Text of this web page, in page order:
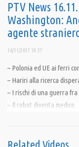
PTV News
Washington:
agente
16/11/2017 18:57
– Polonia ed UE ai ferri
– Hariri alla ricerca
– I rischi di una guerra
– Il robot diventa medico
Related Videos